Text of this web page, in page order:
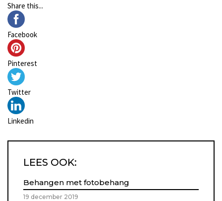
Share this...
Facebook
Pinterest
Twitter
Linkedin
LEES OOK:
Behangen met fotobehang
19 december 2019